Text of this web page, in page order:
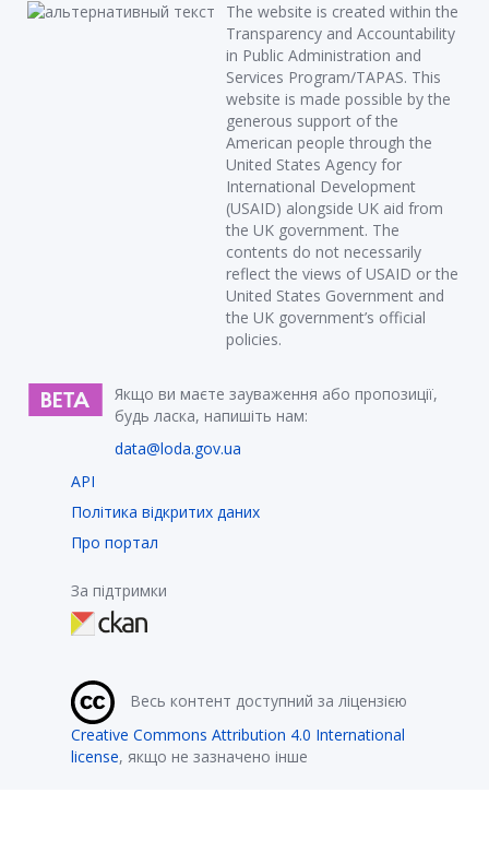
The website is created within the
Transparency and Accountability
in Public Administration and
Services Program/TAPAS. This
website is made possible by the
generous support of the
American people through the
United States Agency for
International Development
(USAID) alongside UK aid from
the UK government. The
contents do not necessarily
reflect the views of USAID or the
United States Government and
the UK government’s official
policies.
Якщо ви маєте зауваження або пропозиції,
будь ласка, напишіть нам:
data@loda.gov.ua
API
Політика відкритих даних
Про портал
За підтримки
Весь контент доступний за ліцензією
Creative Commons Attribution 4.0 International
license, якщо не зазначено інше